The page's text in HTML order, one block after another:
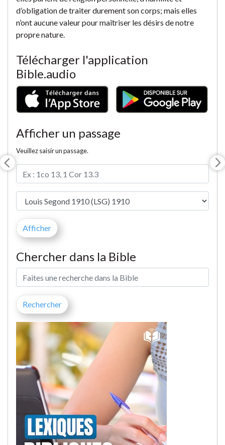
d’obligation de traiter durement son corps; mais elles
n’ont aucune valeur pour maîtriser les désirs de notre
propre nature.
Télécharger l'application
Bible.audio
Afficher un passage
Veuillez saisir un passage.
Chercher dans la Bible